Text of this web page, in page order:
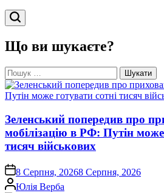
Що ви шукаєте?
Пошук:
Зеленський попередив про
мобілізацію в РФ: Путін може
тисяч військових
on8 Серпня, 20268 Серпня, 2026
Опубліковано
Юлія Верба